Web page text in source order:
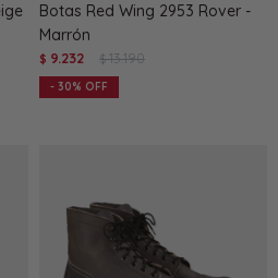
Botas Red Wing 2953 Rover -
Marrón
$ 9.232 $ 13.190
30